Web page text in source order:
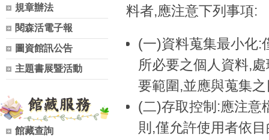
規章辦法
閱森活電子報
圖資館訊公告
主題書展暨活動
館藏查詢
料者,應注意下列事項:
(一)資料蒐集最小化:
所必要之個人資料,
要範圍,並應與蒐集
(二)存取控制:應注意
則,僅允許使用者依